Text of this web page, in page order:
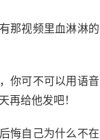
那视频里血淋淋的
你可不可以用语音
再给他发吧！
悔自己为什么不在